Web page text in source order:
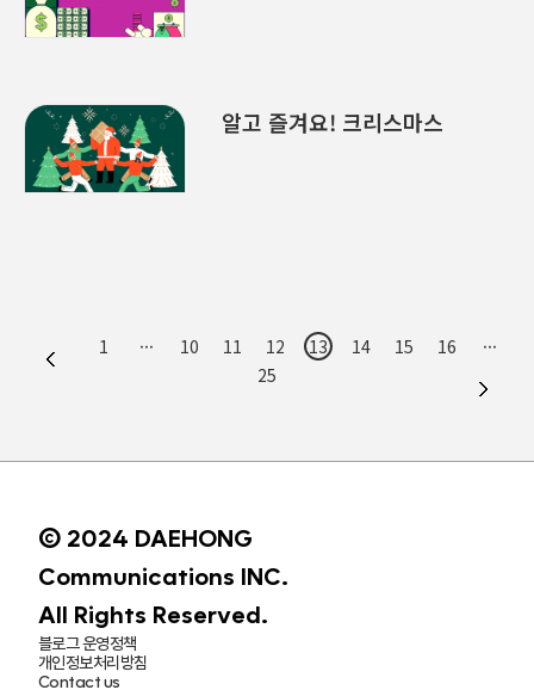
알고 즐겨요! 크리스마스
1 ··· 10 11 12 13 14 15 16
···
25
© 2024 DAEHONG
Communications INC.
All Rights Reserved.
블로그 운영정책
개인정보처리방침
Contact us